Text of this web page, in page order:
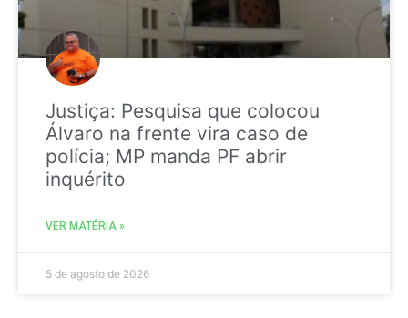
Justiça: Pesquisa que colocou
Álvaro na frente vira caso de
polícia; MP manda PF abrir
inquérito
VER MATÉRIA »
5 de agosto de 2026